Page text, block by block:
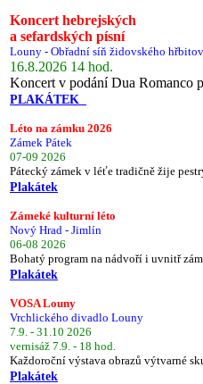
Koncert hebrejských
a sefardských písní
Louny - Obřadní síň židovského
16.8.2026 14 hod.
Koncert v podání Dua Romanco
PLAKÁTEK
Léto na zámku 2026
Zámek Pátek
07-09 2026
Pátecký zámek v léťe tradičně žije
Plakátek
Zámeké kulturní léto
Nový Hrad - Jimlín
06-08 2026
Bohatý program na nádvoří i uvnitř
Plakátek
VOSA Louny
Vrchlického divadlo Louny
7.9. - 31.10 2026
vernisáž 7.9. - 18 hod.
Každoroční výstava obrazů výtvarné
Plakátek